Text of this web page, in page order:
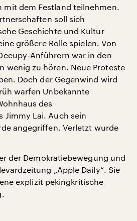
mit dem Festland teilnehmen.
soll sich
Geschichte und Kultur
größere Rolle spielen. Von
Anführern war in den
wenig zu hören. Neue Proteste
Doch der Gegenwind wird
warfen Unbekannte
des
Jimmy Lai. Auch sein
angegriffen. Verletzt wurde
der Demokratiebewegung und
„Apple Daily“. Sie
explizit pekingkritische